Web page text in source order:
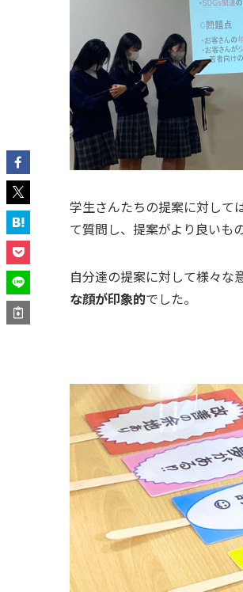
学生さんたちの提案に対して
て質問し、提案がより良いも
自分達の提案に対して様々な
な顔が印象的でした。